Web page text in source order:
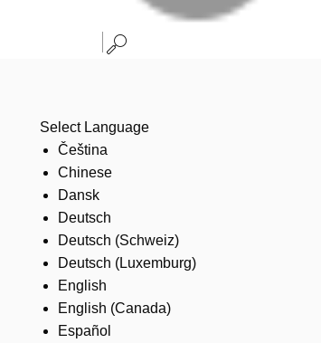
Select Language
Čeština
Chinese
Dansk
Deutsch
Deutsch (Schweiz)
Deutsch (Luxemburg)
English
English (Canada)
Español